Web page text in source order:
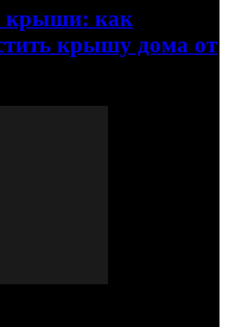
крыши: как
крышу дома от